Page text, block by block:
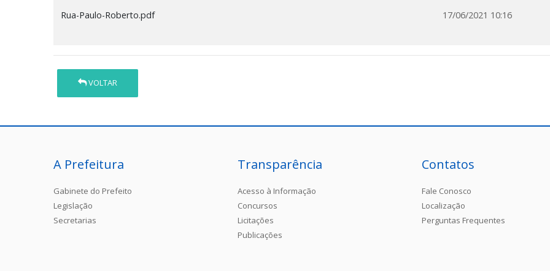
Rua-Paulo-Roberto.pdf 17/06/2021 10:16
VOLTAR
A Prefeitura
Gabinete do Prefeito
Legislação
Secretarias
Transparência
Acesso à Informação
Concursos
Licitações
Publicações
Contatos
Fale Conosco
Localização
Perguntas Frequentes